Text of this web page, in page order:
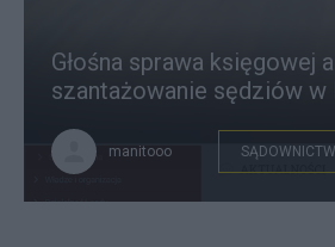
Głośna sprawa księgowej a
szantażowanie sędziów
manitooo